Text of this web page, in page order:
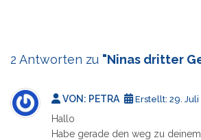
2 Antworten zu "Ninas dritter
VON: PETRA Erstellt: 29. Juli
Hallo
Habe gerade den weg zu